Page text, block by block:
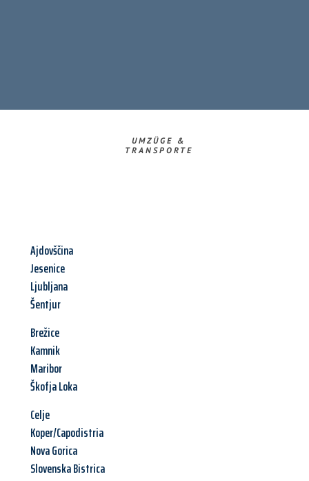
UMZÜGE &
TRANSPORTE
Ajdovščina
Jesenice
Ljubljana
Šentjur
Brežice
Kamnik
Maribor
Škofja Loka
Celje
Koper/Capodistria
Nova Gorica
Slovenska Bistrica